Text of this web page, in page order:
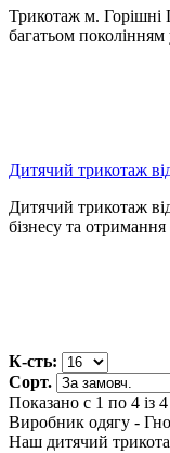
Трикотаж м. Горішні
багатьом поколінням
Дитячий трикотаж
Дитячий трикотаж
бізнесу та
К-сть:
Сорт.
Показано с 1 по 4 із
Виробник одягу -
Наш дитячий